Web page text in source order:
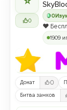
0
0
❤️
1909
Донат 0
Битва замков